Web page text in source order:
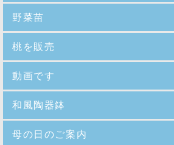
野菜苗
桃を販売
動画です
和風陶器鉢
母の日のご案内